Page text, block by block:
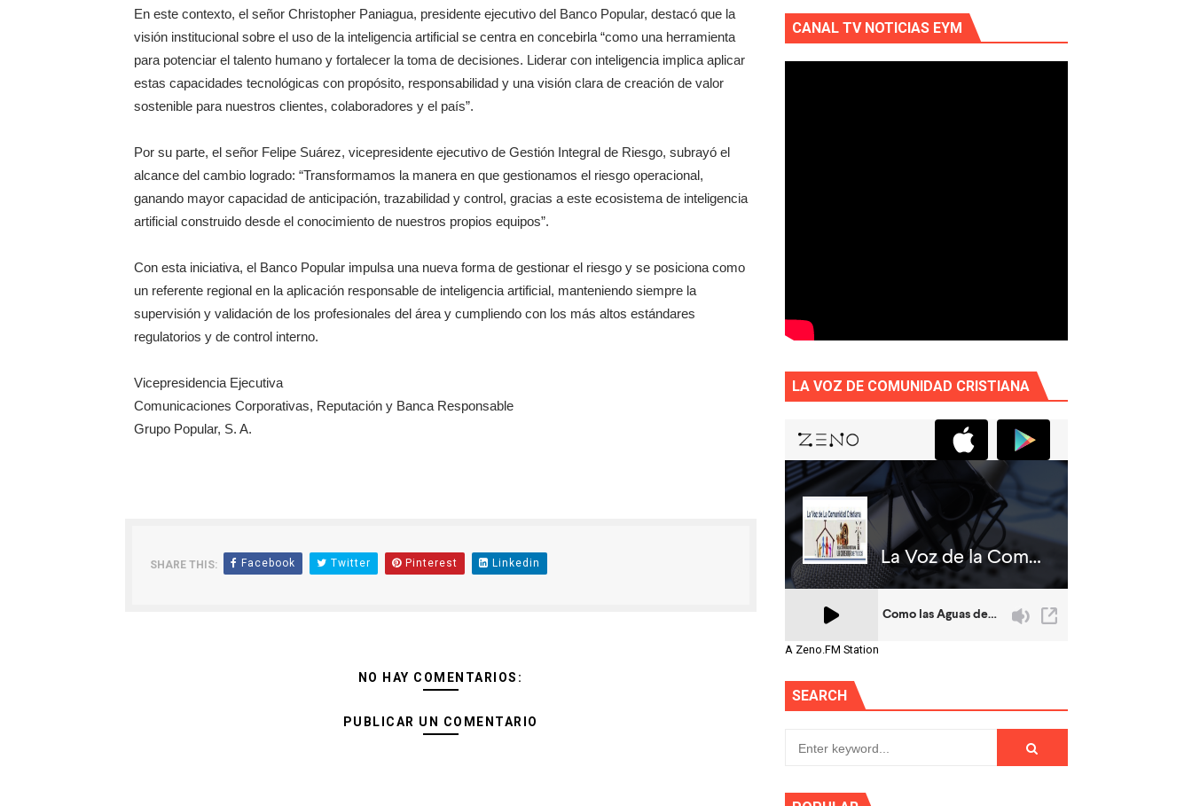
En este contexto, el señor Christopher Paniagua, presidente ejecutivo del Banco Popular, destacó que la
visión institucional sobre el uso de la inteligencia artificial se centra en concebirla “como una herramienta
para potenciar el talento humano y fortalecer la toma de decisiones. Liderar con inteligencia implica aplicar
estas capacidades tecnológicas con propósito, responsabilidad y una visión clara de creación de valor
sostenible para nuestros clientes, colaboradores y el país”.
Por su parte, el señor Felipe Suárez, vicepresidente ejecutivo de Gestión Integral de Riesgo, subrayó el
alcance del cambio logrado: “Transformamos la manera en que gestionamos el riesgo operacional,
ganando mayor capacidad de anticipación, trazabilidad y control, gracias a este ecosistema de inteligencia
artificial construido desde el conocimiento de nuestros propios equipos”.
Con esta iniciativa, el Banco Popular impulsa una nueva forma de gestionar el riesgo y se posiciona como
un referente regional en la aplicación responsable de inteligencia artificial, manteniendo siempre la
supervisión y validación de los profesionales del área y cumpliendo con los más altos estándares
regulatorios y de control interno.
Vicepresidencia Ejecutiva
Comunicaciones Corporativas, Reputación y Banca Responsable
Grupo Popular, S. A.
SHARE THIS: Facebook Twitter Pinterest Linkedin
NO HAY COMENTARIOS:
PUBLICAR UN COMENTARIO
CANAL TV NOTICIAS EYM
LA VOZ DE COMUNIDAD CRISTIANA
A Zeno.FM Station
SEARCH